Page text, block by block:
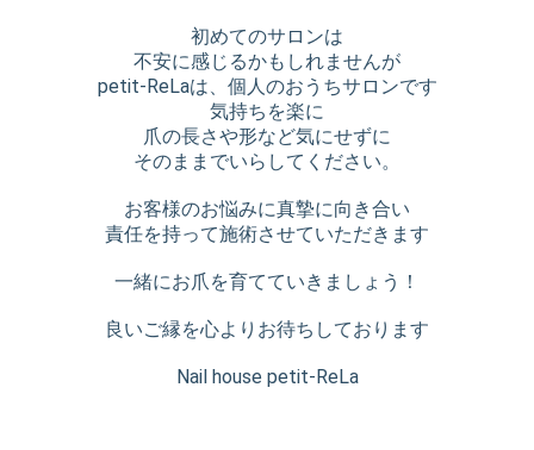
初めてのサロンは
不安に感じるかもしれませんが
petit-ReLaは、個人のおうちサロンです
気持ちを楽に
爪の長さや形など気にせずに
そのままでいらしてください。
お客様のお悩みに真摯に向き合い
責任を持って施術させていただきます
一緒にお爪を育てていきましょう！
良いご縁を心よりお待ちしております
Nail house petit-ReLa